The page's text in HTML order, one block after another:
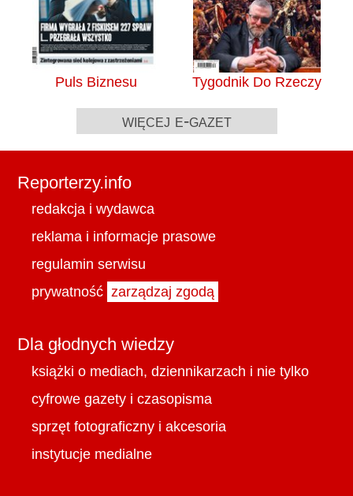
Puls Biznesu Tygodnik Do Rzeczy
więcej e-gazet
Reporterzy.info
redakcja i wydawca
reklama i informacje prasowe
regulamin serwisu
prywatność zarządzaj zgodą
Dla głodnych wiedzy
książki o mediach, dziennikarzach i nie tylko
cyfrowe gazety i czasopisma
sprzęt fotograficzny i akcesoria
instytucje medialne